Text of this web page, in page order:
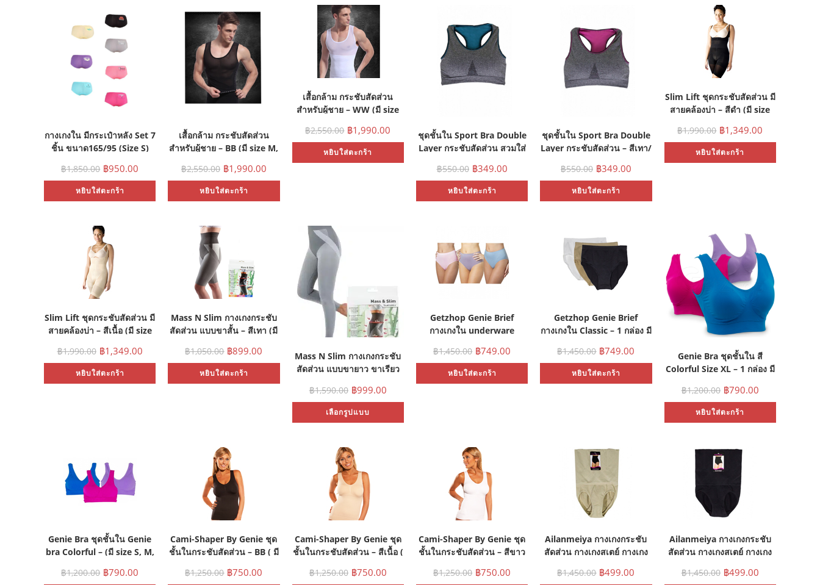
กางเกงใน มีกระเป๋าหลัง Set 7
ชิ้น ขนาด165/95 (Size S)
฿1,850.00 ฿950.00
หยิบใส่ตะกร้า
เสื้อกล้าม กระชับสัดส่วน
สำหรับผู้ชาย – BB (มี size M,
฿2,550.00 ฿1,990.00
หยิบใส่ตะกร้า
เสื้อกล้าม กระชับสัดส่วน
สำหรับผู้ชาย – WW (มี size
฿2,550.00 ฿1,990.00
หยิบใส่ตะกร้า
ชุดชั้นใน Sport Bra Double
Layer กระชับสัดส่วน สวมใส่
฿550.00 ฿349.00
หยิบใส่ตะกร้า
ชุดชั้นใน Sport Bra Double
Layer กระชับสัดส่วน – สีเทา/
฿550.00 ฿349.00
หยิบใส่ตะกร้า
Slim Lift ชุดกระชับสัดส่วน มี
สายคล้องบ่า – สีดำ (มี size
฿1,990.00 ฿1,349.00
หยิบใส่ตะกร้า
Slim Lift ชุดกระชับสัดส่วน มี
สายคล้องบ่า – สีเนื้อ (มี size
฿1,990.00 ฿1,349.00
หยิบใส่ตะกร้า
Mass N Slim กางเกงกระชับ
สัดส่วน แบบขาสั้น – สีเทา (มี
฿1,050.00 ฿899.00
หยิบใส่ตะกร้า
Mass N Slim กางเกงกระชับ
สัดส่วน แบบขายาว ขาเรียว
Pants leggings Mass and
Slimming – สีเทา (มี size S,
M, L)
฿1,590.00 ฿999.00
เลือกรูปแบบ
Getzhop Genie Brief
กางเกงใน underware
size S, M, L )
฿1,450.00 ฿749.00
หยิบใส่ตะกร้า
Getzhop Genie Brief
กางเกงใน Classic – 1 กล่อง มี
XXL )
฿1,450.00 ฿749.00
หยิบใส่ตะกร้า
Genie Bra ชุดชั้นใน สี
Colorful Size XL – 1 กล่อง มี
ม่วงเข้ม)
฿1,200.00 ฿790.00
หยิบใส่ตะกร้า
Genie Bra ชุดชั้นใน Genie
bra Colorful – (มี size S, M,
฿1,200.00 ฿790.00
Cami-Shaper By Genie ชุด
ชั้นในกระชับสัดส่วน – BB ( มี
฿1,250.00 ฿750.00
Cami-Shaper By Genie ชุด
ชั้นในกระชับสัดส่วน – สีเนื้อ (
฿1,250.00 ฿750.00
Cami-Shaper By Genie ชุด
ชั้นในกระชับสัดส่วน – สีขาว
฿1,250.00 ฿750.00
Ailanmeiya กางเกงกระชับ
สัดส่วน กางเกงสเตย์ กางเกง
เอวสูง Smooth Shaper
฿1,450.00 ฿499.00
Ailanmeiya กางเกงกระชับ
สัดส่วน กางเกงสเตย์ กางเกง
เอวสูง Smooth Shaper
฿1,450.00 ฿499.00